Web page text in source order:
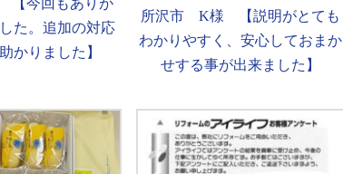
た。追加の対応
かりました】
所沢市 K様 【説明がとても
わかりやすく、安心しておまか
せする事が出来ました】